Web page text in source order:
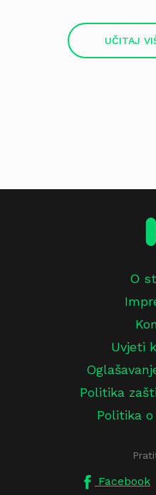
UČITAJ
O
Uvjeti
Politika
Politika
Facebook